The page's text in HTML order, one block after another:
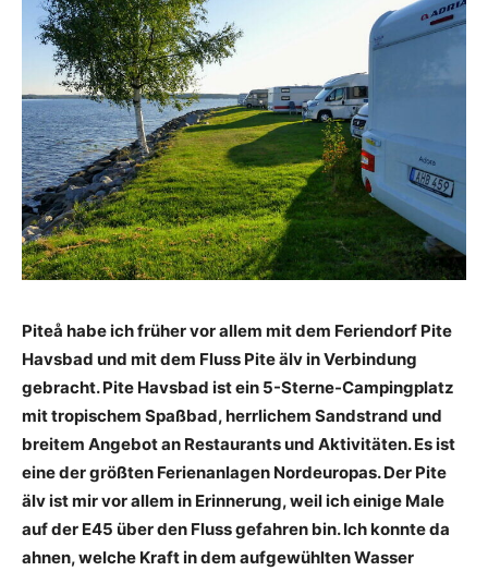
Piteå habe ich früher vor allem mit dem Feriendorf Pite
Havsbad und mit dem Fluss Pite älv in Verbindung
gebracht. Pite Havsbad ist ein 5-Sterne-Campingplatz
mit tropischem Spaßbad, herrlichem Sandstrand und
breitem Angebot an Restaurants und Aktivitäten. Es ist
eine der größten Ferienanlagen Nordeuropas. Der Pite
älv ist mir vor allem in Erinnerung, weil ich einige Male
auf der E45 über den Fluss gefahren bin. Ich konnte da
ahnen, welche Kraft in dem aufgewühlten Wasser